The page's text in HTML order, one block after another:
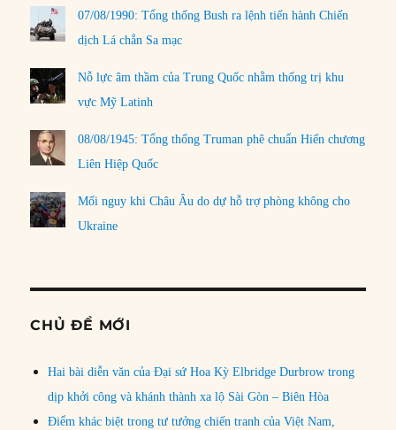
07/08/1990: Tổng thống Bush ra lệnh tiến hành Chiến
dịch Lá chắn Sa mạc
Nỗ lực âm thầm của Trung Quốc nhằm thống trị khu
vực Mỹ Latinh
08/08/1945: Tổng thống Truman phê chuẩn Hiến chương
Liên Hiệp Quốc
Mối nguy khi Châu Âu do dự hỗ trợ phòng không cho
Ukraine
CHỦ ĐỀ MỚI
Hai bài diễn văn của Đại sứ Hoa Kỳ Elbridge Durbrow trong
dịp khởi công và khánh thành xa lộ Sài Gòn – Biên Hòa
Điểm khác biệt trong tư tưởng chiến tranh của Việt Nam,